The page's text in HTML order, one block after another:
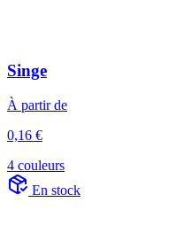
Singe
À partir de
0,16 €
4 couleurs
En stock